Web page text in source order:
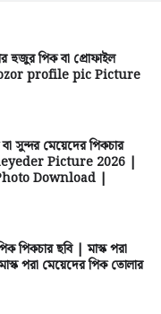
হুজুর পিক বা প্রোফাইল
profile pic Picture
সুন্দর মেয়েদের পিকচার
Picture 2026 |
Download |
পিকচার ছবি | মাস্ক পরা
পরা মেয়েদের পিক তোলার